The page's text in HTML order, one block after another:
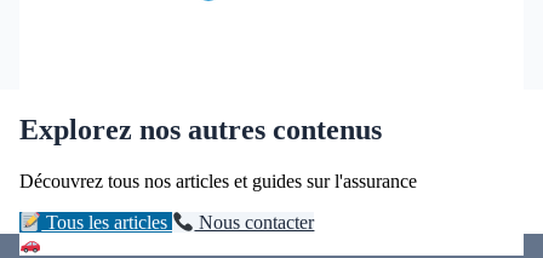
Explorez nos autres contenus
Découvrez tous nos articles et guides sur l'assurance
Tous les articles Nous contacter